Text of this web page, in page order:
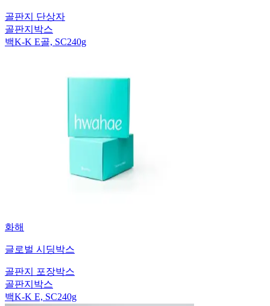
골판지 단상자
골판지박스
백K-K E골, SC240g
화해
글로벌 시딩박스
골판지 포장박스
골판지박스
백K-K E, SC240g